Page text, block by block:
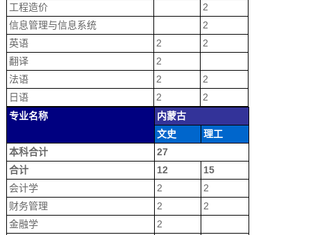
工程造价
2
信息管理与信息系统
2
英语
2
2
翻译
2
法语
2
2
日语
2
2
专业名称
内蒙古
文史
理工
本科合计
27
合计
12
15
会计学
2
2
财务管理
2
2
金融学
2